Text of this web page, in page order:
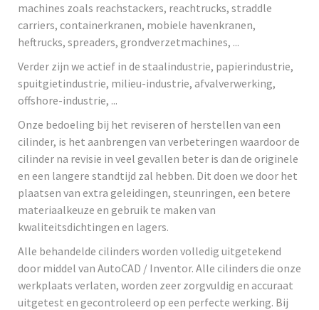
machines zoals reachstackers, reachtrucks, straddle
carriers, containerkranen, mobiele havenkranen,
heftrucks, spreaders, grondverzetmachines, ...
Verder zijn we actief in de staalindustrie, papierindustrie,
spuitgietindustrie, milieu-industrie, afvalverwerking,
offshore-industrie, ...
Onze bedoeling bij het reviseren of herstellen van een
cilinder, is het aanbrengen van verbeteringen waardoor de
cilinder na revisie in veel gevallen beter is dan de originele
en een langere standtijd zal hebben. Dit doen we door het
plaatsen van extra geleidingen, steunringen, een betere
materiaalkeuze en gebruik te maken van
kwaliteitsdichtingen en lagers.
Alle behandelde cilinders worden volledig uitgetekend
door middel van AutoCAD / Inventor. Alle cilinders die onze
werkplaats verlaten, worden zeer zorgvuldig en accuraat
uitgetest en gecontroleerd op een perfecte werking. Bij